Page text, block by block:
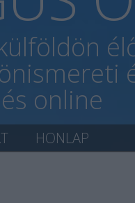
online
HONLAP